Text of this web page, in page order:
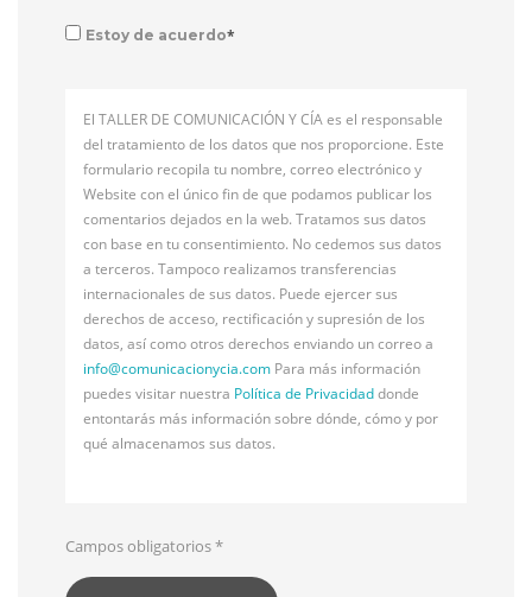
Estoy de acuerdo*
El TALLER DE COMUNICACIÓN Y CÍA es el responsable
del tratamiento de los datos que nos proporcione. Este
formulario recopila tu nombre, correo electrónico y
Website con el único fin de que podamos publicar los
comentarios dejados en la web. Tratamos sus datos
con base en tu consentimiento. No cedemos sus datos
a terceros. Tampoco realizamos transferencias
internacionales de sus datos. Puede ejercer sus
derechos de acceso, rectificación y supresión de los
datos, así como otros derechos enviando un correo a
info@comunicacionycia.com Para más información
puedes visitar nuestra Política de Privacidaddonde
entontarás más información sobre dónde, cómo y por
qué almacenamos sus datos.
Campos obligatorios*